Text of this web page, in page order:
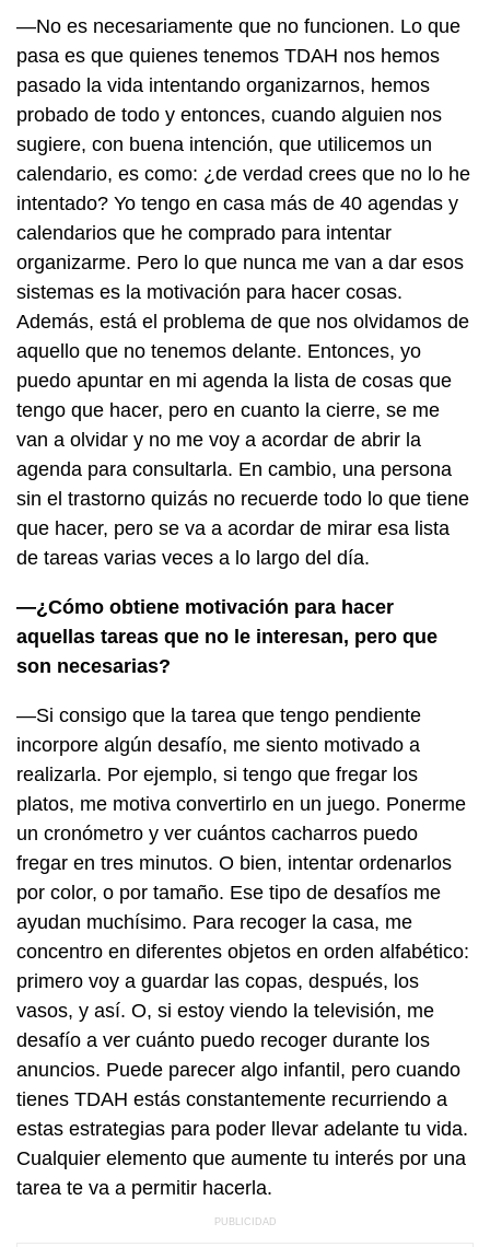
—No es necesariamente que no funcionen. Lo que
pasa es que quienes tenemos TDAH nos hemos
pasado la vida intentando organizarnos, hemos
probado de todo y entonces, cuando alguien nos
sugiere, con buena intención, que utilicemos un
calendario, es como: ¿de verdad crees que no lo he
intentado? Yo tengo en casa más de 40 agendas y
calendarios que he comprado para intentar
organizarme. Pero lo que nunca me van a dar esos
sistemas es la motivación para hacer cosas.
Además, está el problema de que nos olvidamos de
aquello que no tenemos delante. Entonces, yo
puedo apuntar en mi agenda la lista de cosas que
tengo que hacer, pero en cuanto la cierre, se me
van a olvidar y no me voy a acordar de abrir la
agenda para consultarla. En cambio, una persona
sin el trastorno quizás no recuerde todo lo que tiene
que hacer, pero se va a acordar de mirar esa lista
de tareas varias veces a lo largo del día.
—¿Cómo obtiene motivación para hacer
aquellas tareas que no le interesan, pero que
son necesarias?
—Si consigo que la tarea que tengo pendiente
incorpore algún desafío, me siento motivado a
realizarla. Por ejemplo, si tengo que fregar los
platos, me motiva convertirlo en un juego. Ponerme
un cronómetro y ver cuántos cacharros puedo
fregar en tres minutos. O bien, intentar ordenarlos
por color, o por tamaño. Ese tipo de desafíos me
ayudan muchísimo. Para recoger la casa, me
concentro en diferentes objetos en orden alfabético:
primero voy a guardar las copas, después, los
vasos, y así. O, si estoy viendo la televisión, me
desafío a ver cuánto puedo recoger durante los
anuncios. Puede parecer algo infantil, pero cuando
tienes TDAH estás constantemente recurriendo a
estas estrategias para poder llevar adelante tu vida.
Cualquier elemento que aumente tu interés por una
tarea te va a permitir hacerla.